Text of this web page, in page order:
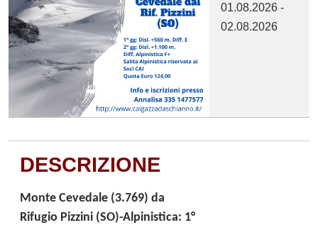
01.08.2026 -
02.08.2026
DESCRIZIONE
Monte Cevedale (3.769) da
Rifugio Pizzini (SO)-Alpinistica: 1°